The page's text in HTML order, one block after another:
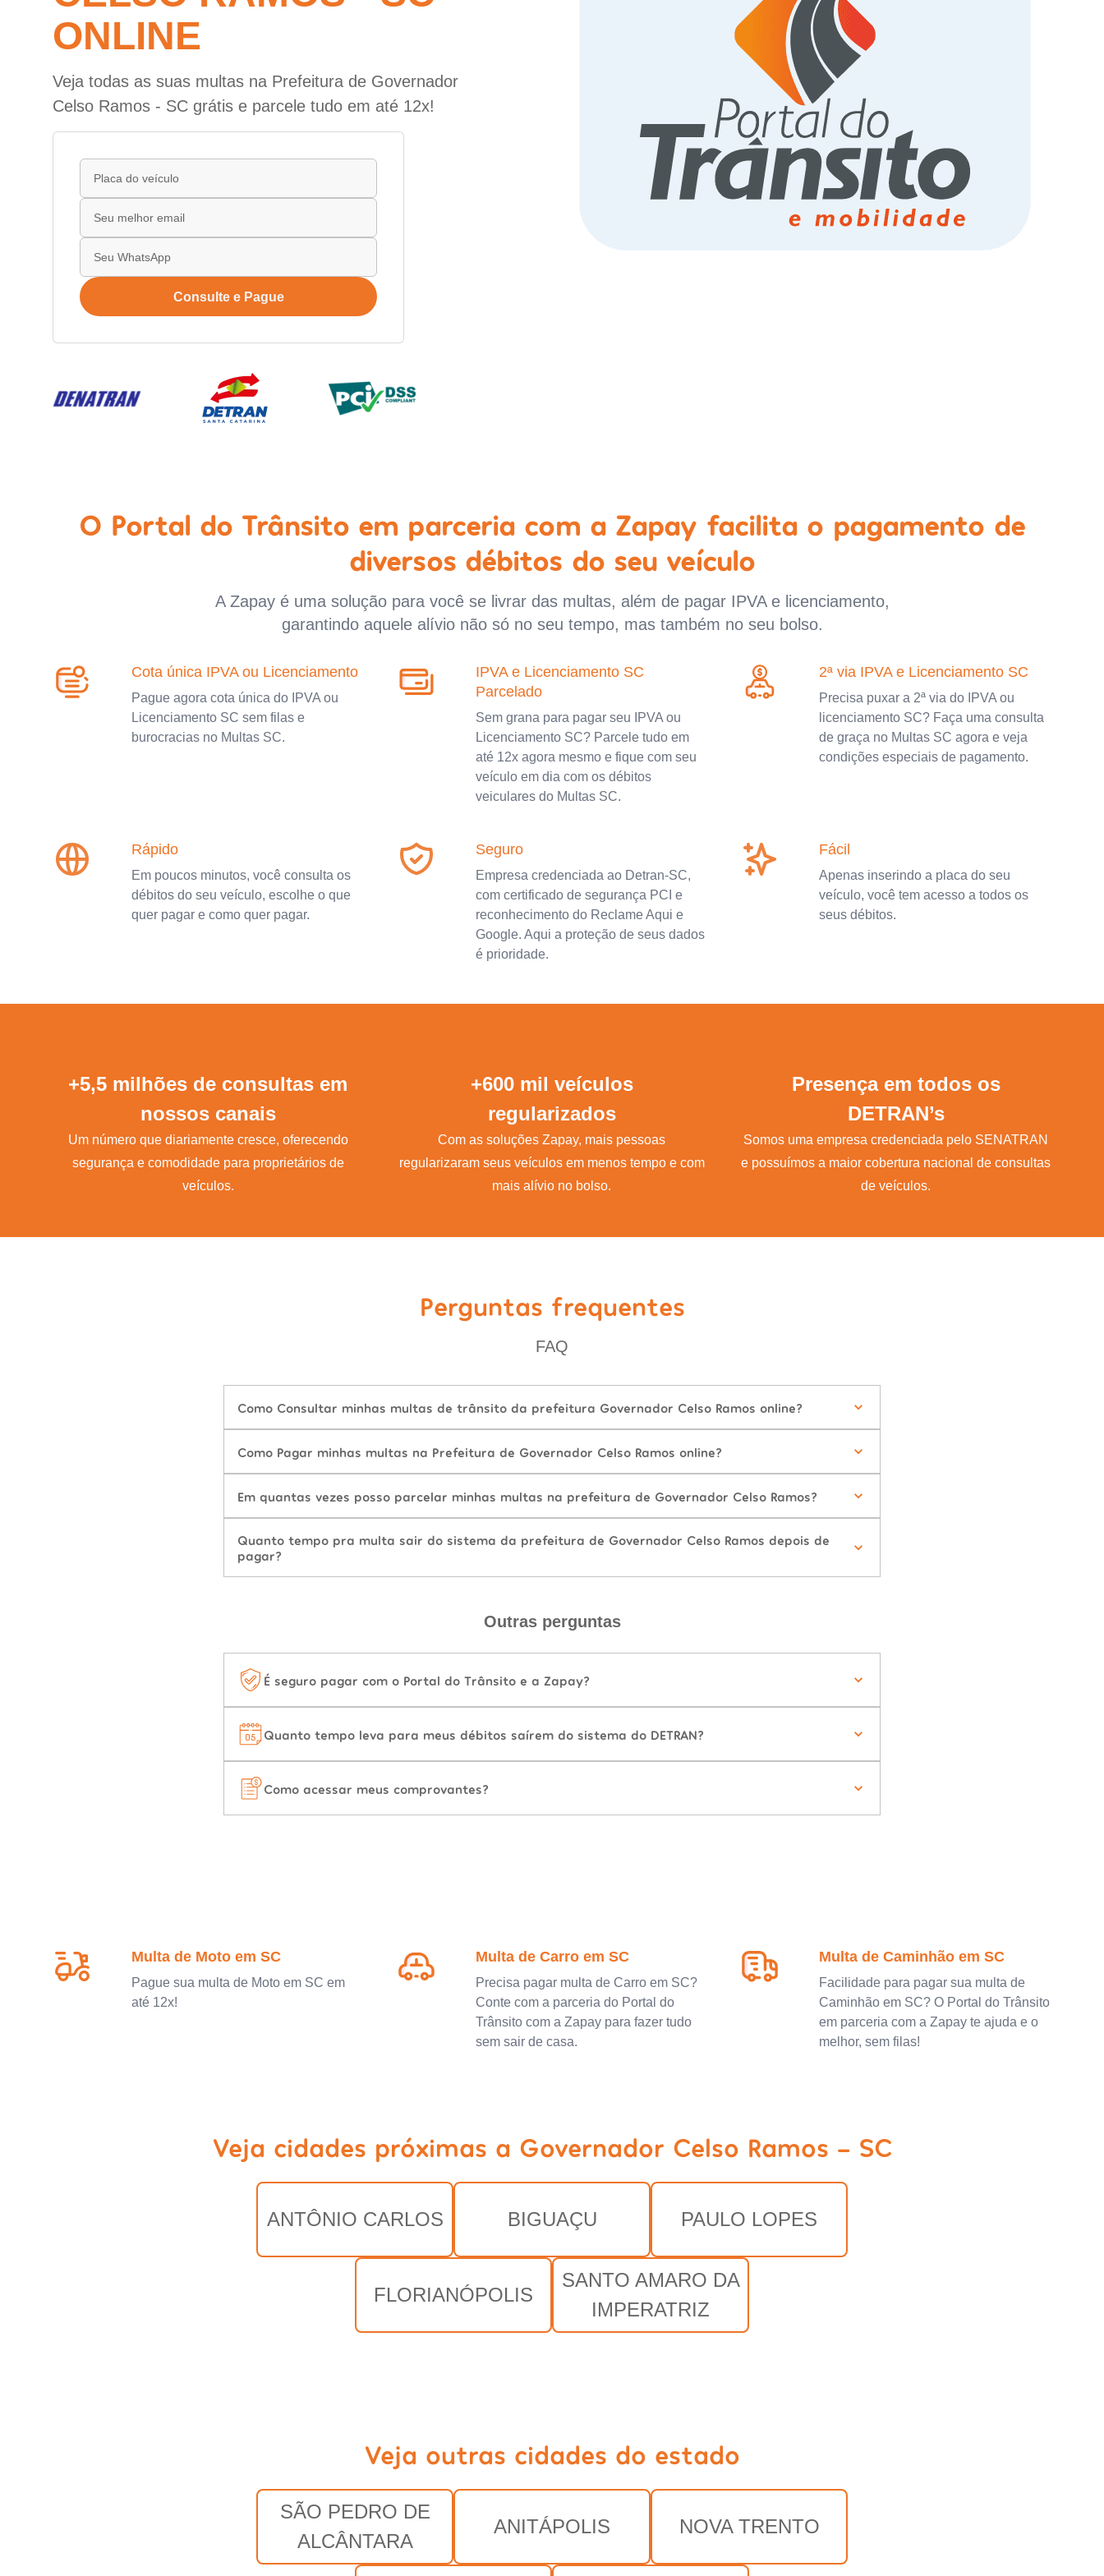
ONLINE
Veja todas as suas multas na Prefeitura de Governador
Celso Ramos - SC grátis e parcele tudo em até 12x!
Consulte e Pague
O Portal do Trânsito em parceria com a Zapay facilita o pagamento de
diversos débitos do seu veículo
A Zapay é uma solução para você se livrar das multas, além de pagar IPVA e licenciamento,
garantindo aquele alívio não só no seu tempo, mas também no seu bolso.
Cota única IPVA ou Licenciamento
Pague agora cota única do IPVA ou
Licenciamento SC sem filas e
burocracias no Multas SC.
IPVA e Licenciamento SC
Parcelado
Sem grana para pagar seu IPVA ou
Licenciamento SC? Parcele tudo em
até 12x agora mesmo e fique com seu
veículo em dia com os débitos
veiculares do Multas SC.
2ª via IPVA e Licenciamento SC
Precisa puxar a 2ª via do IPVA ou
licenciamento SC? Faça uma consulta
de graça no Multas SC agora e veja
condições especiais de pagamento.
Rápido
Em poucos minutos, você consulta os
débitos do seu veículo, escolhe o que
quer pagar e como quer pagar.
Seguro
Empresa credenciada ao Detran-SC,
com certificado de segurança PCI e
reconhecimento do Reclame Aqui e
Google. Aqui a proteção de seus dados
é prioridade.
Fácil
Apenas inserindo a placa do seu
veículo, você tem acesso a todos os
seus débitos.
+5,5 milhões de consultas em
nossos canais
Um número que diariamente cresce, oferecendo
segurança e comodidade para proprietários de
veículos.
+600 mil veículos
regularizados
Com as soluções Zapay, mais pessoas
regularizaram seus veículos em menos tempo e com
mais alívio no bolso.
Presença em todos os
DETRAN’s
Somos uma empresa credenciada pelo SENATRAN
e possuímos a maior cobertura nacional de consultas
de veículos.
Perguntas frequentes
FAQ
Como Consultar minhas multas de trânsito da prefeitura Governador Celso Ramos online?
Como Pagar minhas multas na Prefeitura de Governador Celso Ramos online?
Em quantas vezes posso parcelar minhas multas na prefeitura de Governador Celso Ramos?
Quanto tempo pra multa sair do sistema da prefeitura de Governador Celso Ramos depois de
pagar?
Outras perguntas
É seguro pagar com o Portal do Trânsito e a Zapay?
Quanto tempo leva para meus débitos saírem do sistema do DETRAN?
Como acessar meus comprovantes?
Multa de Moto em SC
Pague sua multa de Moto em SC em
até 12x!
Multa de Carro em SC
Precisa pagar multa de Carro em SC?
Conte com a parceria do Portal do
Trânsito com a Zapay para fazer tudo
sem sair de casa.
Multa de Caminhão em SC
Facilidade para pagar sua multa de
Caminhão em SC? O Portal do Trânsito
em parceria com a Zapay te ajuda e o
melhor, sem filas!
Veja cidades próximas a Governador Celso Ramos - SC
ANTÔNIO CARLOS BIGUAÇU PAULO LOPES
FLORIANÓPOLIS
SANTO AMARO DA
IMPERATRIZ
Veja outras cidades do estado
SÃO PEDRO DE
ALCÂNTARA
ANITÁPOLIS NOVA TRENTO